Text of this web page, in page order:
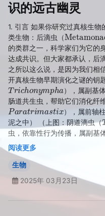
识的远古幽灵
1. 引言 如果你研究过真核生
类生物：后滴虫（
的类群之一，科学家们为它的
达成共识。但大家都承认，后
之所以这么说，是因为我们相
开真核生物早期演化之谜的钥
Trichonym pha），属副基
肠道共生虫，帮助它们消化纤
Para trima s tix ），属前轴
泥之中） （上图：阴道滴虫（
虫，依靠性行为传播，属副基
阅读更多
生物
2025年 03月23日